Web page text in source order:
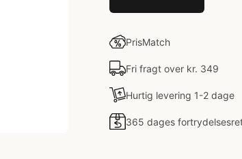
PrisMatch
Fri fragt over kr. 349
Hurtig levering 1-2 dage
365 dages